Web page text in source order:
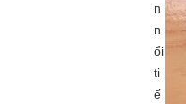
n
n
ổi
ti
ế